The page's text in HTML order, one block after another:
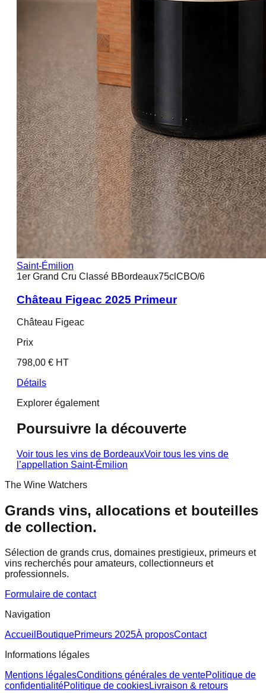
Saint-Émilion
1er Grand Cru Classé BBordeaux75cl CBO/6
Château Figeac 2025 Primeur
Château Figeac
Prix
798,00 € HT
Détails
Explorer également
Poursuivre la découverte
Voir tous les vins de BordeauxVoir tous les vins de
l’appellation Saint-Émilion
The Wine Watchers
Grands vins, allocations et bouteilles
de collection.
Sélection de grands crus, domaines prestigieux, primeurs et
vins recherchés pour amateurs, collectionneurs et
professionnels.
Formulaire de contact
Navigation
Accueil BoutiquePrimeurs 2025À proposContact
Informations légales
Mentions légalesConditions générales de ventePolitique de
confidentialitéPolitique de cookiesLivraison & retours